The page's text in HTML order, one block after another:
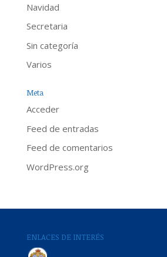
Navidad
Secretaria
Sin categoría
Varios
Meta
Acceder
Feed de entradas
Feed de comentarios
WordPress.org
ENLACES DE INTERÉS